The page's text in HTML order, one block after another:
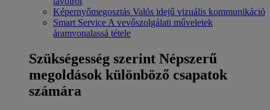
Képernyőmegosztás Valós idejű vizuális kommunikáció
Smart Service A vevőszolgálati műveletek
áramvonalassá tétele
Szükségesség szerint Népszerű
megoldások különböző csapatok
számára